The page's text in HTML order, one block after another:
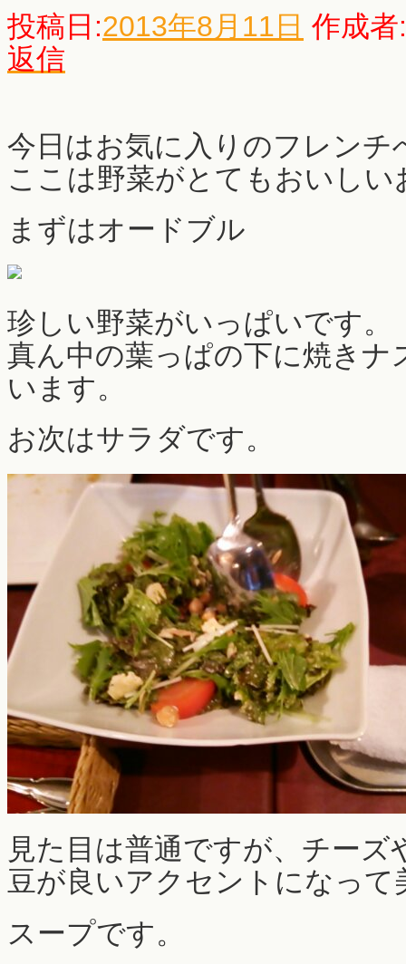
投稿日:2013年8月11日 作成者:
返信
今日はお気に入りのフレンチ
ここは野菜がとてもおいしい
まずはオードブル
珍しい野菜がいっぱいです。
真ん中の葉っぱの下に焼きナ
います。
お次はサラダです。
見た目は普通ですが、チー
豆が良いアクセントになっ
スープです。